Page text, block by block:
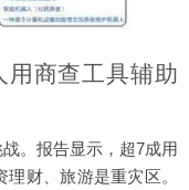
商查工具辅助
。报告显示，超7成用
财、旅游是重灾区。